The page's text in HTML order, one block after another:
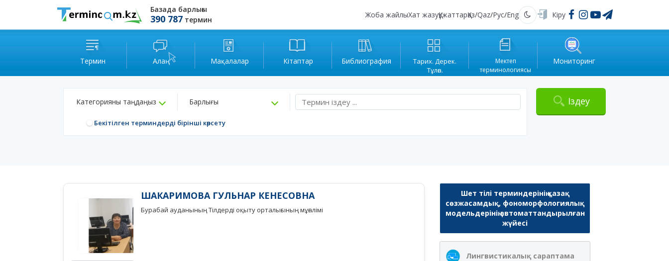
Базада барлығы
390 787 термин
Жоба жайлыХат жазуҚұжаттарҚаз/Qaz/Рус/Eng Қараңғы Кіру
Термин Алаң Мақалалар Кітаптар Библиография
Тарих. Дерек.
Тұлға.
Мектеп
терминологиясы
Мониторинг
Категорияны таңдаңыз Барлығы
Бекітілген терминдерді бірінші көрсету
Іздеу
ШАКАРИМОВА ГУЛЬНАР КЕНЕСОВНА
Бурабай ауданының Тілдерді оқыту орталығының мұғалімі
Шет тілі терминдерінің қазақ
сөзжасамдық, фономорфологиялық
модельдерінің автоматтандырылған
жүйесі
Лингвистикалық сараптама